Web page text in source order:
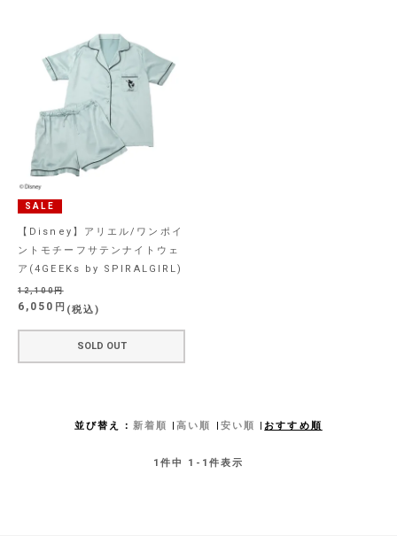
SALE
【Disney】アリエル/ワンポイ
ントモチーフサテンナイトウェ
ア(4GEEKs by SPIRALGIRL)
12,100
6,050 税込
SOLD OUT
並び替え 新着順 高い順 安い順 おすすめ順
1件中 1 - 1 件表示